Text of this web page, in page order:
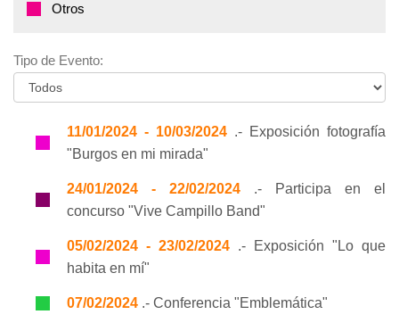
Otros
Tipo de Evento:
11/01/2024 - 10/03/2024 .- Exposición fotografía
"Burgos en mi mirada"
24/01/2024 - 22/02/2024 .- Participa en el
concurso "Vive Campillo Band"
05/02/2024 - 23/02/2024 .- Exposición "Lo que
habita en mí"
07/02/2024 .- Conferencia "Emblemática"